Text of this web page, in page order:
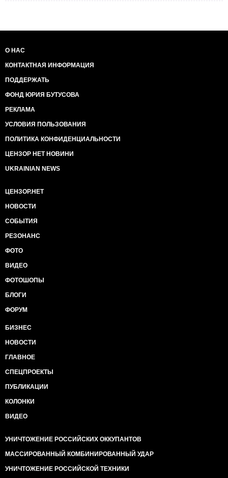
О НАС
КОНТАКТНАЯ ИНФОРМАЦИЯ
ПОДДЕРЖАТЬ
ФОНД ЮРИЯ БУТУСОВА
РЕКЛАМА
УСЛОВИЯ ПОЛЬЗОВАНИЯ
ПОЛИТИКА КОНФИДЕНЦИАЛЬНОСТИ
ЦЕНЗОР НЕТ НОВИНИ
UKRAINIAN NEWS
ЦЕНЗОР.НЕТ
НОВОСТИ
СОБЫТИЯ
РЕЗОНАНС
ФОТО
ВИДЕО
ФОТОШОПЫ
БЛОГИ
ФОРУМ
БИЗНЕС
НОВОСТИ
ГЛАВНОЕ
СПЕЦПРОЕКТЫ
ПУБЛИКАЦИИ
КОЛОНКИ
ВИДЕО
УНИЧТОЖЕНИЕ РОССИЙСКИХ ОККУПАНТОВ
МАССИРОВАННЫЙ КОМБИНИРОВАННЫЙ УДАР
УНИЧТОЖЕНИЕ РОССИЙСКОЙ ТЕХНИКИ